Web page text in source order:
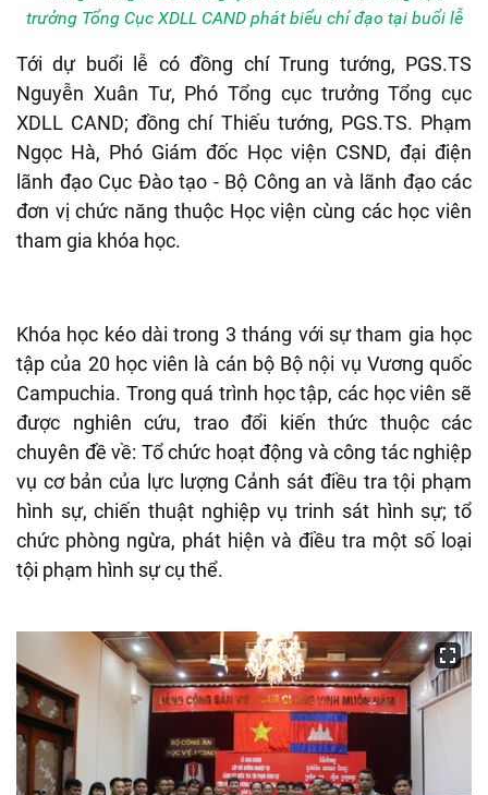
trưởng Tổng Cục XDLL CAND phát biểu chỉ đạo tại buổi lễ
Tới dự buổi lễ có đồng chí Trung tướng, PGS.TS
Nguyễn Xuân Tư, Phó Tổng cục trưởng Tổng cục
XDLL CAND; đồng chí Thiếu tướng, PGS.TS. Phạm
Ngọc Hà, Phó Giám đốc Học viện CSND, đại điện
lãnh đạo Cục Đào tạo - Bộ Công an và lãnh đạo các
đơn vị chức năng thuộc Học viện cùng các học viên
tham gia khóa học.
Khóa học kéo dài trong 3 tháng với sự tham gia học
tập của 20 học viên là cán bộ Bộ nội vụ Vương quốc
Campuchia. Trong quá trình học tập, các học viên sẽ
được nghiên cứu, trao đổi kiến thức thuộc các
chuyên đề về: Tổ chức hoạt động và công tác nghiệp
vụ cơ bản của lực lượng Cảnh sát điều tra tội phạm
hình sự, chiến thuật nghiệp vụ trinh sát hình sự; tổ
chức phòng ngừa, phát hiện và điều tra một số loại
tội phạm hình sự cụ thể.